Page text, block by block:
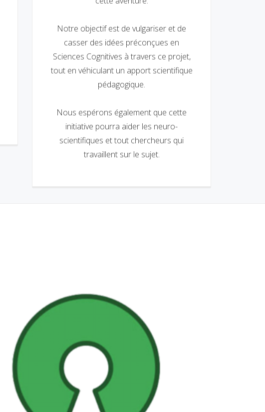
Notre objectif est de vulgariser et de
casser des idées préconçues en
Sciences Cognitives à travers ce projet,
tout en véhiculant un apport scientifique
pédagogique.
Nous espérons également que cette
initiative pourra aider les neuro-
scientifiques et tout chercheurs qui
travaillent sur le sujet.